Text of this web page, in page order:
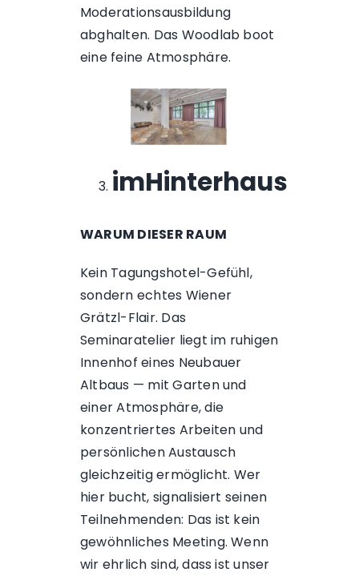
Moderationsausbildung
abghalten. Das Woodlab boot
eine feine Atmosphäre.
imHinterhaus
WARUM DIESER RAUM
Kein Tagungshotel-Gefühl,
sondern echtes Wiener
Grätzl-Flair. Das
Seminaratelier liegt im ruhigen
Innenhof eines Neubauer
Altbaus — mit Garten und
einer Atmosphäre, die
konzentriertes Arbeiten und
persönlichen Austausch
gleichzeitig ermöglicht. Wer
hier bucht, signalisiert seinen
Teilnehmenden: Das ist kein
gewöhnliches Meeting. Wenn
wir ehrlich sind, dass ist unser